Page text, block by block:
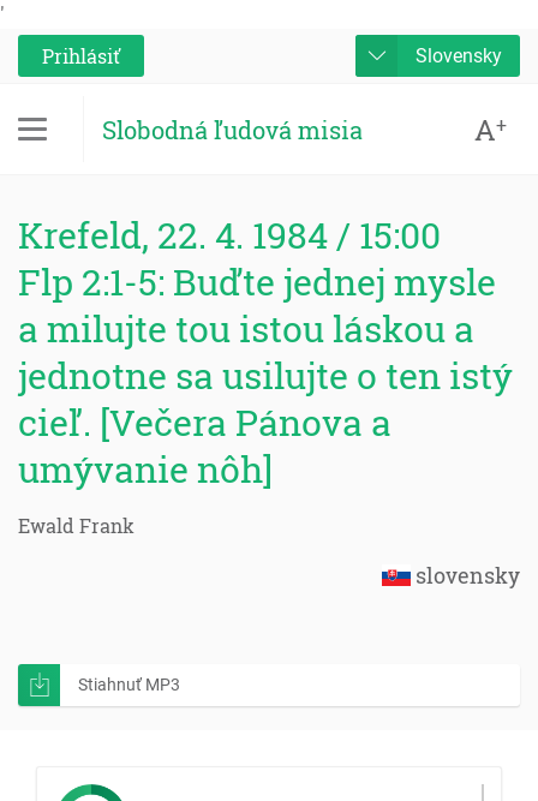
'
Prihlásiť
Slovensky
Slobodná ľudová misia A+
Krefeld, 22. 4. 1984 / 15:00
Flp 2:1-5: Buďte jednej mysle
a milujte tou istou láskou a
jednotne sa usilujte o ten istý
cieľ. [Večera Pánova a
umývanie nôh]
Ewald Frank
slovensky
Stiahnuť MP3